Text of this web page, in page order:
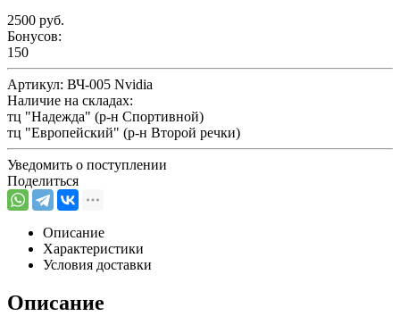
2500 руб.
Бонусов:
150
Артикул: ВЧ-005 Nvidia
Наличие на складах:
тц "Надежда" (р-н Спортивной)
тц "Европейский" (р-н Второй речки)
Уведомить о поступлении
Поделиться
Описание
Характеристики
Условия доставки
Описание